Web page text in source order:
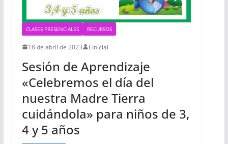
CLASES PRESENCIALES RECURSOS
18 de abril de 2023 EInicial
Sesión de Aprendizaje
«Celebremos el día del
nuestra Madre Tierra
cuidándola» para niños de 3,
4 y 5 años